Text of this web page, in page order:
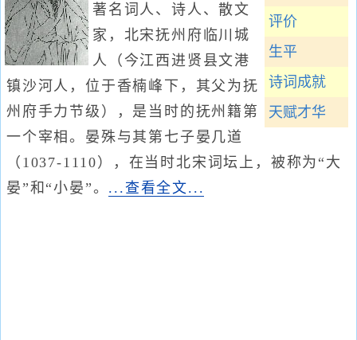
评价
生平
诗词成就
天赋才华
著名词人、诗人、散文
家，北宋抚州府临川城
人（今江西进贤县文港
镇沙河人，位于香楠峰下，其父为抚
州府手力节级），是当时的抚州籍第
一个宰相。晏殊与其第七子晏几道
（1037-1110），在当时北宋词坛上，被称为“大
晏”和“小晏”。 ...查看全文...